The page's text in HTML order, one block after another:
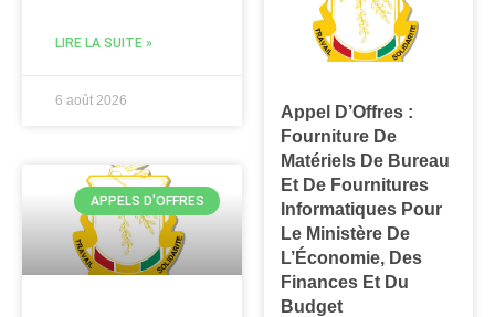
LIRE LA SUITE »
6 août 2026
APPELS D'OFFRES
Appel D’Offres :
Fourniture De
Matériels De Bureau
Et De Fournitures
Informatiques Pour
Le Ministère De
L’Économie, Des
Finances Et Du
Budget